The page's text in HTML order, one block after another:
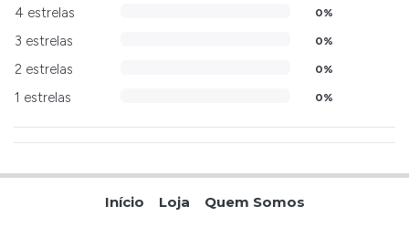
4 estrelas 0%
3 estrelas 0%
2 estrelas 0%
1 estrelas 0%
Início Loja Quem Somos